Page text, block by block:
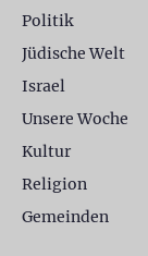
Politik
Jüdische Welt
Israel
Unsere Woche
Kultur
Religion
Gemeinden